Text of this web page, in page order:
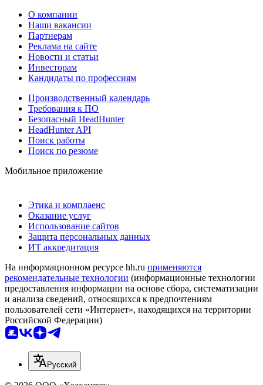
О компании
Наши вакансии
Партнерам
Реклама на сайте
Новости и статьи
Инвесторам
Кандидаты по профессиям
Производственный календарь
Требования к ПО
Безопасный HeadHunter
HeadHunter API
Поиск работы
Поиск по резюме
Мобильное приложение
Этика и комплаенс
Оказание услуг
Использование сайтов
Защита персональных данных
ИТ аккредитация
На информационном ресурсе hh.ru применяются
рекомендательные технологии (информационные технологии
предоставления информации на основе сбора, систематизации
и анализа сведений, относящихся к предпочтениям
пользователей сети «Интернет», находящихся на территории
Российской Федерации)
Русский